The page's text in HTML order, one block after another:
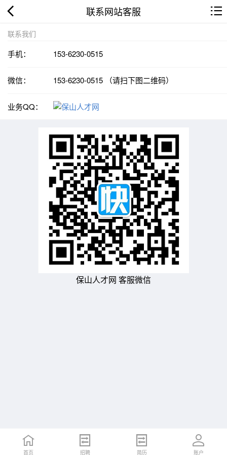
联系网站客服
联系我们
手机： 153-6230-0515
微信： 153-6230-0515 （请扫下图二维码）
业务QQ：
保山人才网 客服微信
首页 招聘 简历 账户